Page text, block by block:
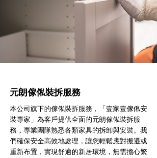
元朗傢俬裝拆服務
本公司旗下的傢俬裝拆服務，「壹家壹傢俬安
裝專家」為客戶提供全面的元朗傢俬裝拆服
務，專業團隊熟悉各類家具的拆卸與安裝。我
們確保安全高效地處理，讓您輕鬆應對搬遷或
重新布置，實現舒適的新居環境，無需擔心繁